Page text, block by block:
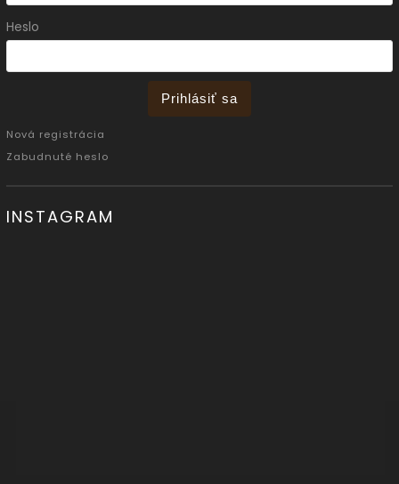
Heslo
Prihlásiť sa
Nová registrácia
Zabudnuté heslo
INSTAGRAM